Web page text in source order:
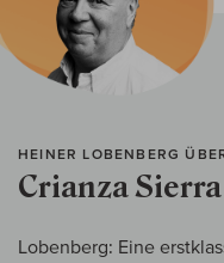
HEINER LOBENBERG
Crianza
Lobenberg: Eine